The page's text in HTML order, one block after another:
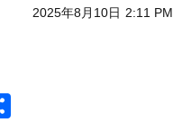
2025年8月10日 2:11 PM